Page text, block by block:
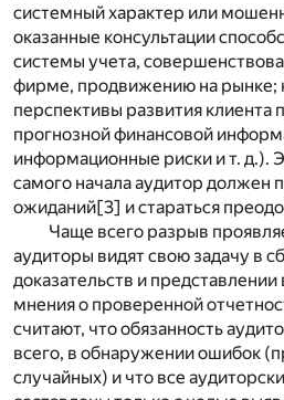
системный характер или
оказанные консультации
системы учета,
фирме, продвижению на рынке;
перспективы развития клиента
прогнозной финансовой
информационные риски и т. д.).
самого начала аудитор должен
ожиданий[3] и стараться
Чаще всего разрыв
аудиторы видят свою задачу в
доказательств и
мнения о проверенной
считают, что обязанность
всего, в обнаружении ошибок
случайных) и что все